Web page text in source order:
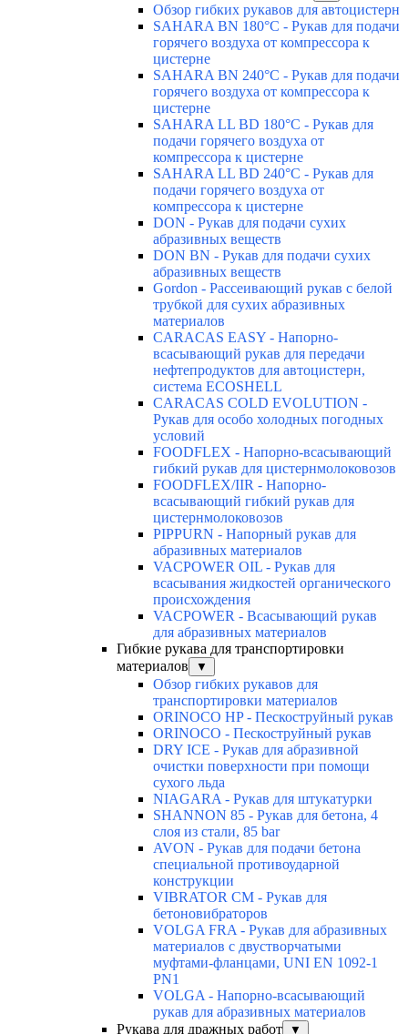
Обзор гибких рукавов для автоцистерн
SAHARA BN 180°C - Рукав для подачи
горячего воздуха от компрессора к
цистерне
SAHARA BN 240°C - Рукав для подачи
горячего воздуха от компрессора к
цистерне
SAHARA LL BD 180°C - Рукав для
подачи горячего воздуха от
компрессора к цистерне
SAHARA LL BD 240°C - Рукав для
подачи горячего воздуха от
компрессора к цистерне
DON - Рукав для подачи сухих
абразивных веществ
DON BN - Рукав для подачи сухих
абразивных веществ
Gordon - Рассеивающий рукав с белой
трубкой для сухих абразивных
материалов
CARACAS EASY - Напорно-
всасывающий рукав для передачи
нефтепродуктов для автоцистерн,
система ECOSHELL
CARACAS COLD EVOLUTION -
Рукав для особо холодных погодных
условий
FOODFLEX - Напорно-всасывающий
гибкий рукав для цистернмолоковозов
FOODFLEX/IIR - Напорно-
всасывающий гибкий рукав для
цистернмолоковозов
PIPPURN - Напорный рукав для
абразивных материалов
VACPOWER OIL - Рукав для
всасывания жидкостей органического
происхождения
VACPOWER - Всасывающий рукав
для абразивных материалов
Гибкие рукава для транспортировки
материалов
▼
Обзор гибких рукавов для
транспортировки материалов
ORINOCO HP - Пескоструйный рукав
ORINOCO - Пескоструйный рукав
DRY ICE - Рукав для абразивной
очистки поверхности при помощи
сухого льда
NIAGARA - Рукав для штукатурки
SHANNON 85 - Рукав для бетона, 4
слоя из стали, 85 bar
AVON - Рукав для подачи бетона
специальной противоударной
конструкции
VIBRATOR CM - Рукав для
бетоновибраторов
VOLGA FRA - Рукав для абразивных
материалов с двустворчатыми
муфтами-фланцами, UNI EN 1092-1
PN1
VOLGA - Напорно-всасывающий
рукав для абразивных материалов
Рукава для дражных работ
▼